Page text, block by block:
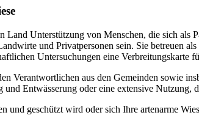
Unterstützung von Menschen, die sich als
und Privatpersonen sein. Sie betreuen
Untersuchungen eine Verbreitungskarte
Verantwortlichen aus den Gemeinden sowie
Entwässerung oder eine extensive
und geschützt wird oder sich Ihre artenarme